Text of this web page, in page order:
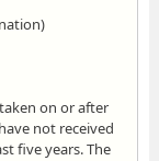
on or after
not received
five years. The